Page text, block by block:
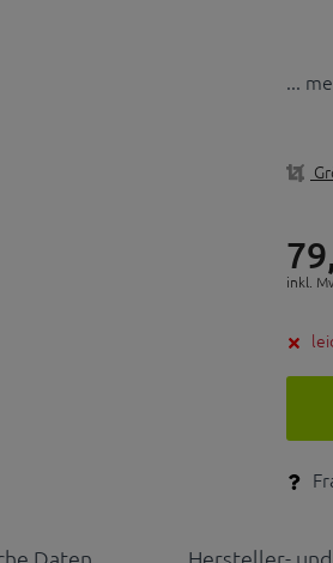
...
79,
inkl.
Daten Hersteller-